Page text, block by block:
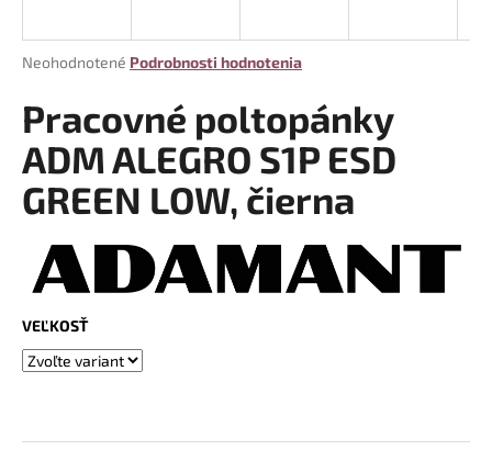
Priemerné
produktu
je
0,0
z
5
hviezdičiek.
Neohodnotené Podrobnosti hodnotenia
Pracovné poltopánky
ADM ALEGRO S1P ESD
GREEN LOW, čierna
VEĽKOSŤ
j
ť
?
HĽADAŤ
O
d